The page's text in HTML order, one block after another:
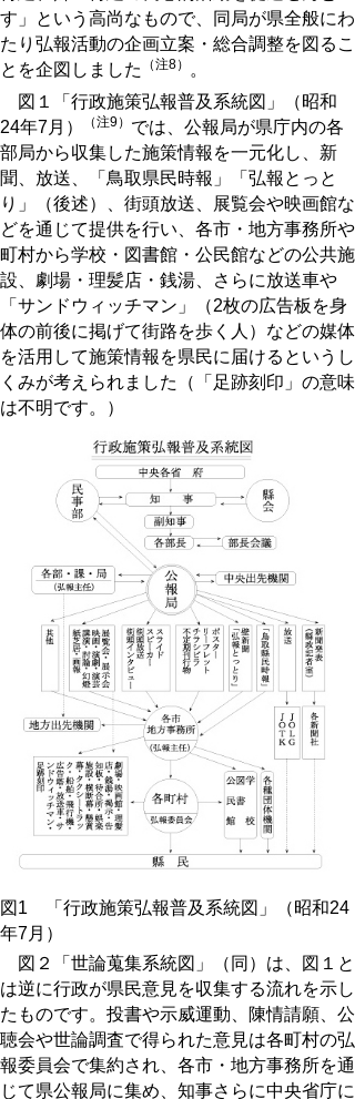
す」という高尚なもので、同局が県全般にわ
たり弘報活動の企画立案・総合調整を図るこ
とを企図しました
（注8）
。
図１「行政施策弘報普及系統図」（昭和
24年7月）
（注9） では、公報局が県庁内の各
部局から収集した施策情報を一元化し、新
聞、放送、「鳥取県民時報」「弘報とっと
り」（後述）、街頭放送、展覧会や映画館な
どを通じて提供を行い、各市・地方事務所や
町村から学校・図書館・公民館などの公共施
設、劇場・理髪店・銭湯、さらに放送車や
「サンドウィッチマン」（2枚の広告板を身
体の前後に掲げて街路を歩く人）などの媒体
を活用して施策情報を県民に届けるというし
くみが考えられました（「足跡刻印」の意味
は不明です。）
図1 「行政施策弘報普及系統図」（昭和24
年7月）
図２「世論蒐集系統図」（同）は、図１と
は逆に行政が県民意見を収集する流れを示し
たものです。投書や示威運動、陳情請願、公
聴会や世論調査で得られた意見は各町村の弘
報委員会で集約され、各市・地方事務所を通
じて県公報局に集め、知事さらに中央省庁に